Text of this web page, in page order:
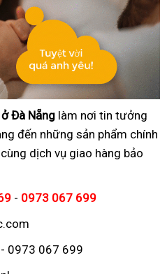
Đà Nẵng làm nơi tin tưởng
đến những sản phẩm chính
dịch vụ giao hàng bảo
- 0973 067 699
0973 067 699